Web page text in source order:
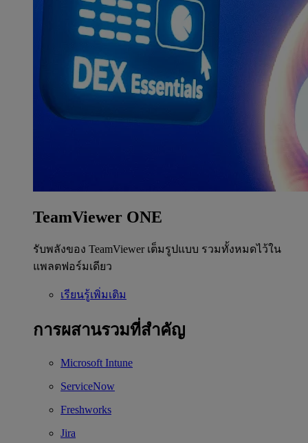
TeamViewer ONE
รับพลังของ TeamViewer เต็มรูปแบบ รวมทั้งหมดไว้ใน
แพลตฟอร์มเดียว
เรียนรู้เพิ่มเติม
การผสานรวมที่สำคัญ
Microsoft Intune
ServiceNow
Freshworks
Jira